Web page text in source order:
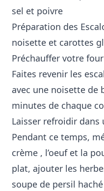
sel et poivre
Préparation des
noisette et carottes
Préchauffer votre four
Faites revenir les
avec une noisette de
minutes de chaque
Laisser refroidir dans
Pendant ce temps,
crème , l’oeuf et la
plat, ajouter les
soupe de persil